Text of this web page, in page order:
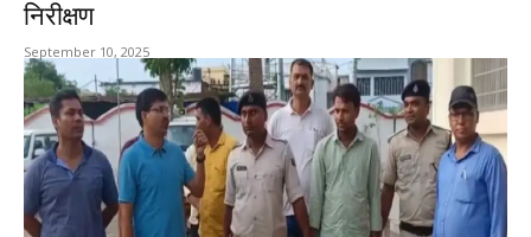
निरीक्षण
September 10, 2025